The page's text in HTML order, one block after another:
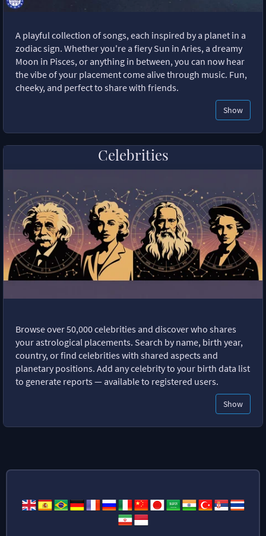
A playful collection of songs, each inspired by a planet in a
zodiac sign. Whether you're a fiery Sun in Aries, a dreamy
Moon in Pisces, or anything in between, you can now hear
the vibe of your placement come alive through music. Fun,
cheeky, and perfect to share with friends.
Show
Celebrities
Browse over 50,000 celebrities and discover who shares
your astrological placements. Search by name, birth year,
country, or find celebrities with shared aspects and
planetary positions. Add any celebrity to your birth data list
to generate reports — available to registered users.
Show